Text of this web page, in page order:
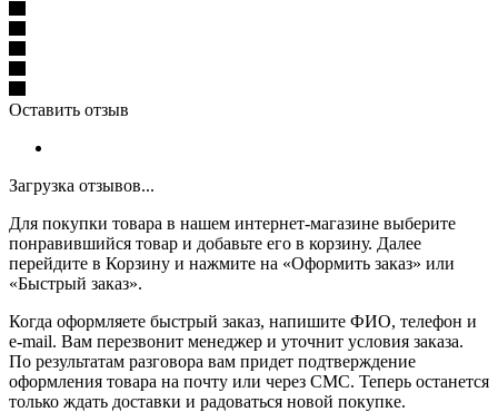
Оставить отзыв
Загрузка отзывов...
Для покупки товара в нашем интернет-магазине выберите
понравившийся товар и добавьте его в корзину. Далее
перейдите в Корзину и нажмите на «Оформить заказ» или
«Быстрый заказ».
Когда оформляете быстрый заказ, напишите ФИО, телефон и
e-mail. Вам перезвонит менеджер и уточнит условия заказа.
По результатам разговора вам придет подтверждение
оформления товара на почту или через СМС. Теперь останется
только ждать доставки и радоваться новой покупке.